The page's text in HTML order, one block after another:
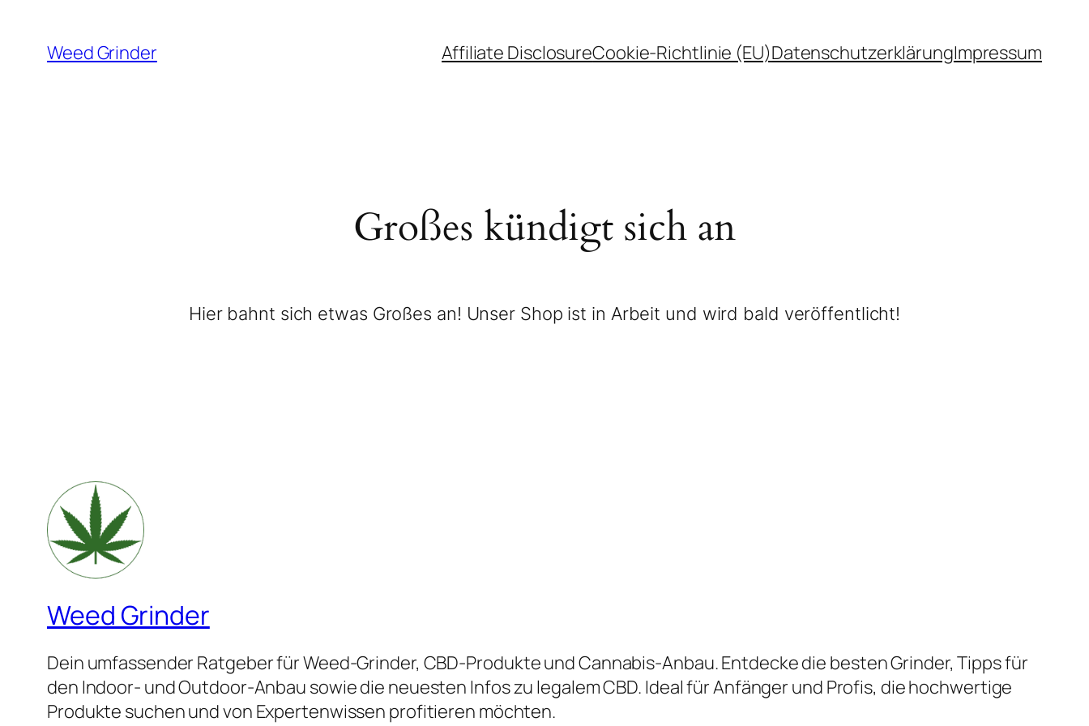
Weed Grinder Affiliate DisclosureCookie-Richtlinie (EU)DatenschutzerklärungImpressum
Großes kündigt sich an
Hier bahnt sich etwas Großes an! Unser Shop ist in Arbeit und wird bald veröffentlicht!
Weed Grinder
Dein umfassender Ratgeber für Weed-Grinder, CBD-Produkte und Cannabis-Anbau. Entdecke die besten Grinder, Tipps für
den Indoor- und Outdoor-Anbau sowie die neuesten Infos zu legalem CBD. Ideal für Anfänger und Profis, die hochwertige
Produkte suchen und von Expertenwissen profitieren möchten.